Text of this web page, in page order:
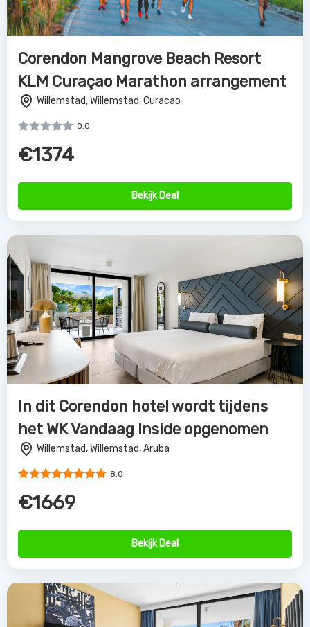
Corendon Mangrove Beach Resort
KLM Curaçao Marathon arrangement
Willemstad, Willemstad, Curacao
0.0
€1374
Bekijk Deal
In dit Corendon hotel wordt tijdens
het WK Vandaag Inside opgenomen
Willemstad, Willemstad, Aruba
8.0
€1669
Bekijk Deal